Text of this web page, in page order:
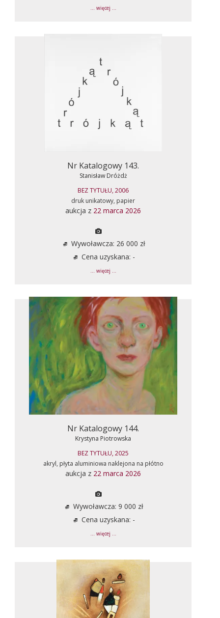
... więcej ...
Nr Katalogowy 143.
Stanisław Dróżdż
BEZ TYTUŁU, 2006
druk unikatowy, papier
aukcja z 22 marca 2026
Wywoławcza: 26 000 zł
Cena uzyskana: -
... więcej ...
Nr Katalogowy 144.
Krystyna Piotrowska
BEZ TYTUŁU, 2025
akryl, płyta aluminiowa naklejona na płótno
aukcja z 22 marca 2026
Wywoławcza: 9 000 zł
Cena uzyskana: -
... więcej ...